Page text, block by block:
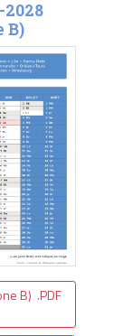
B)
B) .PDF